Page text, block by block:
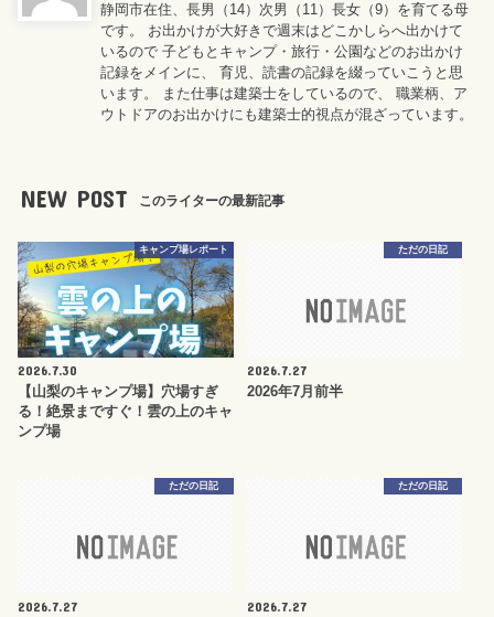
静岡市在住、長男（14）次男（11）長女（9）を育てる母
です。 お出かけが大好きで週末はどこかしらへ出かけて
いるので 子どもとキャンプ・旅行・公園などのお出かけ
記録をメインに、 育児、読書の記録を綴っていこうと思
います。 また仕事は建築士をしているので、 職業柄、ア
ウトドアのお出かけにも建築士的視点が混ざっています。
NEW POST このライターの最新記事
キャンプ場レポート
2026.7.30
【山梨のキャンプ場】穴場すぎ
る！絶景まですぐ！雲の上のキャ
ンプ場
ただの日記
2026.7.27
2026年7月前半
ただの日記
2026.7.27
ただの日記
2026.7.27